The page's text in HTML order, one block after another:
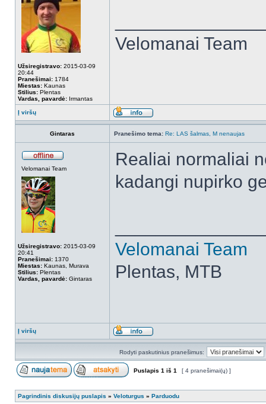
Užsiregistravo: 2015-03-09
20:44
Pranešimai: 1784
Miestas: Kaunas
Stilius: Plentas
Vardas, pavardė: Irmantas
Velomanai Team
Į viršų
Gintaras Pranešimo tema: Re: LAS šalmas, M nenaujas
Velomanai Team
Užsiregistravo: 2015-03-09
20:41
Pranešimai: 1370
Miestas: Kaunas, Murava
Stilius: Plentas
Vardas, pavardė: Gintaras
Realiai normaliai
kadangi nupirko
Velomanai Team
Plentas, MTB
Į viršų
Rodyti paskutinius pranešimus:
Puslapis 1 iš 1 [ 4 pranešimai(ų) ]
Pagrindinis diskusijų puslapis » Veloturgus » Parduodu